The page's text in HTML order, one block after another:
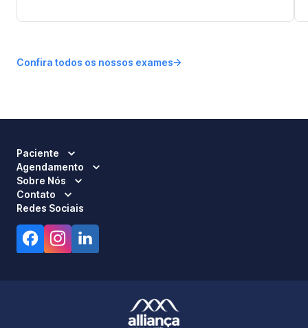
Confira todos os nossos exames
Paciente
Agendamento
Sobre Nós
Contato
Redes Sociais